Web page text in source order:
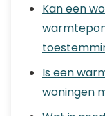
Kan een
Is een
woningen